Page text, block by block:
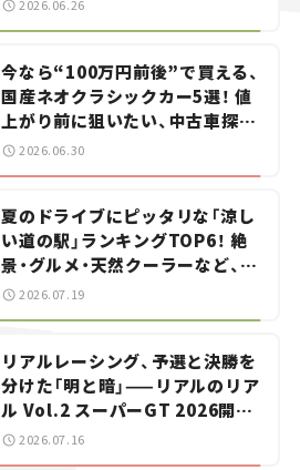
2026.06.26
今なら“100万円前後”で買える、
国産ネオクラシックカー5選！ 値
上がり前に狙いたい、中古車探し
をお手伝い――ちょっとイケてるマ
2026.06.30
夏のドライブにピッタリな「涼し
い道の駅」ランキングTOP6！ 絶
景・グルメ・天然クーラーなど、避
暑におすすめのスポットを紹介
【道の駅マニアの推し駅ガイド】
2026.07.19
リアルレーシング、予選と決勝を
分けた「明と暗」——リアルのリア
ル Vol.2 スーパーGT 2026開幕
戦 岡山国際サーキット
2026.07.16